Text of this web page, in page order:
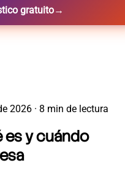
gratuito→
2026 · 8 min de lectura
es y cuándo